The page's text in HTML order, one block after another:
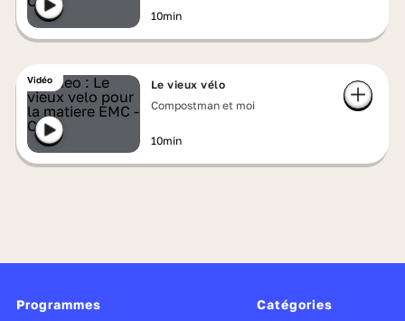
10min
Vidéo
Le vieux vélo
Compostman et moi
10min
Programmes Catégories